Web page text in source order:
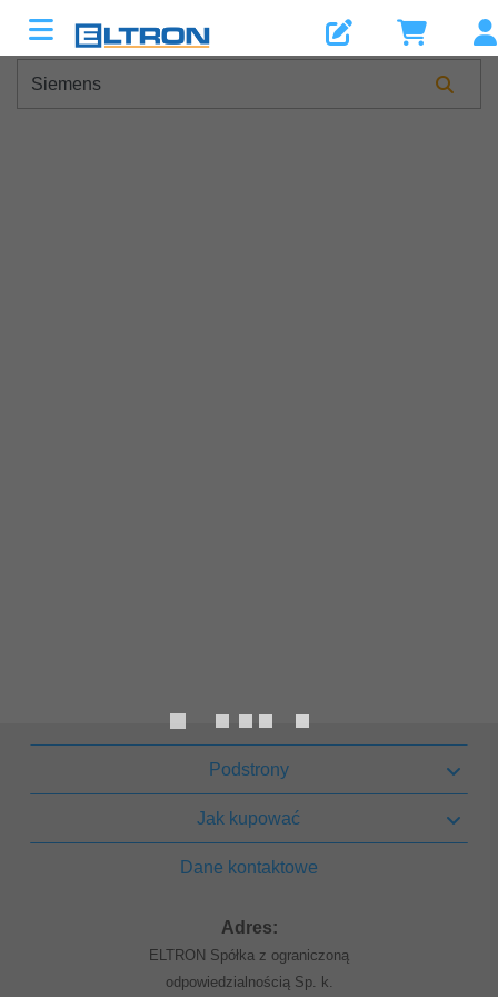
Podstrony
Jak kupować
Dane kontaktowe
Adres:
ELTRON Spółka z ograniczoną
odpowiedzialnością Sp. k.